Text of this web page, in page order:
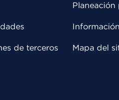
de terceros
Planeación
Mapa del